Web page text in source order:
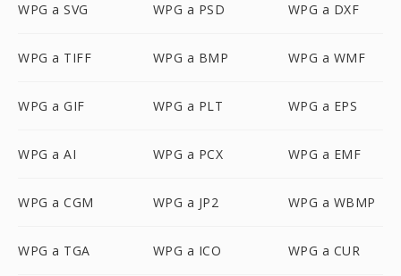
WPG a SVG WPG a PSD WPG a DXF
WPG a TIFF WPG a BMP WPG a WMF
WPG a GIF WPG a PLT WPG a EPS
WPG a AI WPG a PCX WPG a EMF
WPG a CGM WPG a JP2 WPG a WBMP
WPG a TGA WPG a ICO WPG a CUR